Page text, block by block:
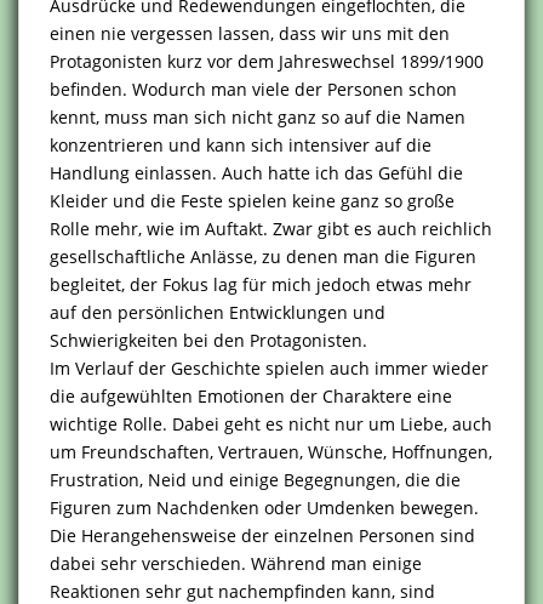
Ausdrücke und Redewendungen eingeflochten, die
einen nie vergessen lassen, dass wir uns mit den
Protagonisten kurz vor dem Jahreswechsel 1899/1900
befinden. Wodurch man viele der Personen schon
kennt, muss man sich nicht ganz so auf die Namen
konzentrieren und kann sich intensiver auf die
Handlung einlassen. Auch hatte ich das Gefühl die
Kleider und die Feste spielen keine ganz so große
Rolle mehr, wie im Auftakt. Zwar gibt es auch reichlich
gesellschaftliche Anlässe, zu denen man die Figuren
begleitet, der Fokus lag für mich jedoch etwas mehr
auf den persönlichen Entwicklungen und
Schwierigkeiten bei den Protagonisten.
Im Verlauf der Geschichte spielen auch immer wieder
die aufgewühlten Emotionen der Charaktere eine
wichtige Rolle. Dabei geht es nicht nur um Liebe, auch
um Freundschaften, Vertrauen, Wünsche, Hoffnungen,
Frustration, Neid und einige Begegnungen, die die
Figuren zum Nachdenken oder Umdenken bewegen.
Die Herangehensweise der einzelnen Personen sind
dabei sehr verschieden. Während man einige
Reaktionen sehr gut nachempfinden kann, sind